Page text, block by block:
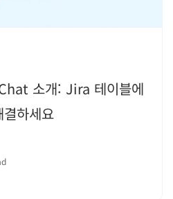
소개: Jira 테이블에
하세요